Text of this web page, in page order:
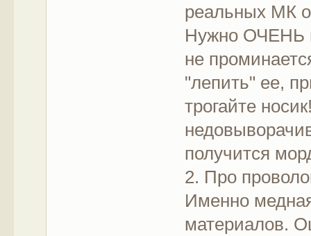
реальных МК
Нужно ОЧЕНЬ
не
"лепить" ее,
трогайте
получится
2. Про
Именно
материалов.